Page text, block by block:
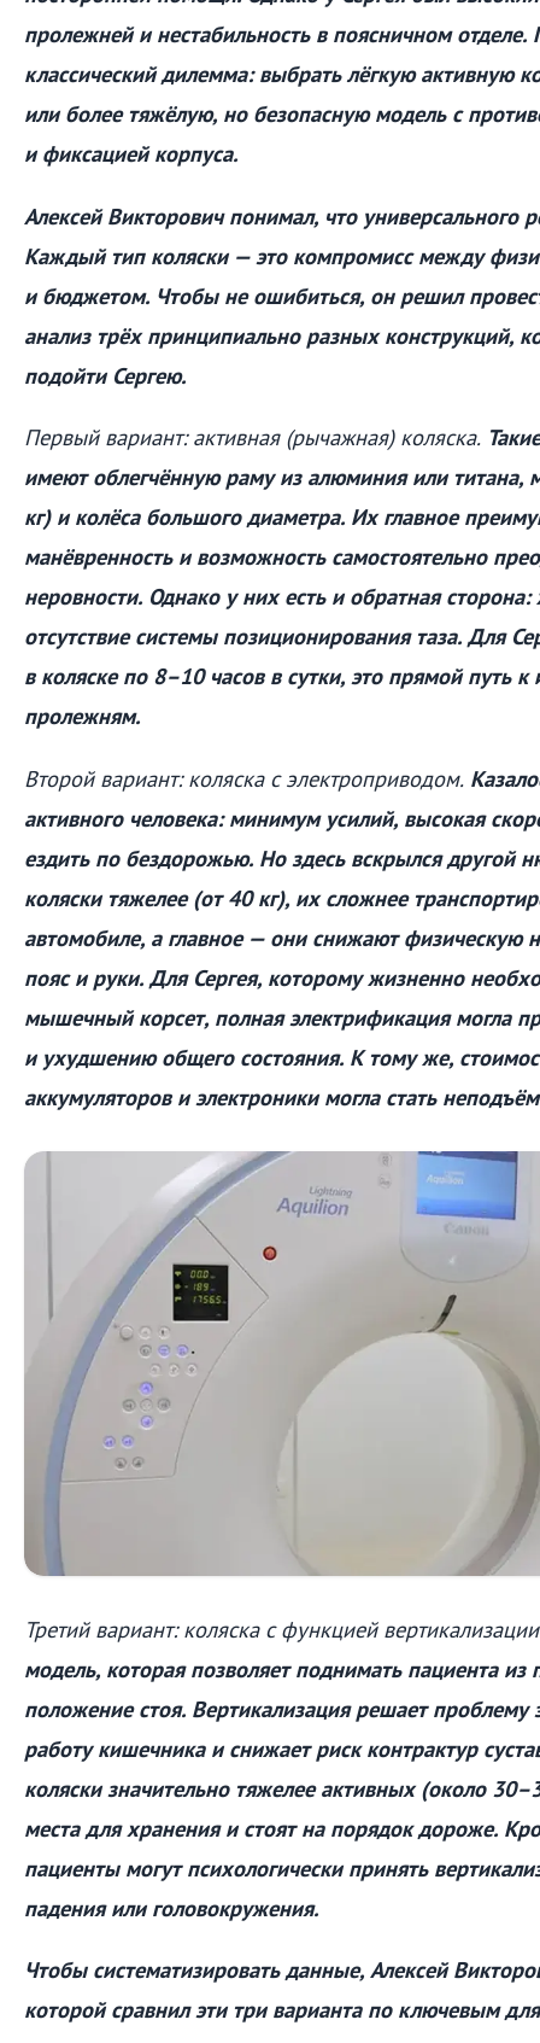
пролежней и нестабильность в поясничном отделе.
классический дилемма: выбрать лёгкую активную
или более тяжёлую, но безопасную модель с
и фиксацией корпуса.
Алексей Викторович понимал, что универсального
Каждый тип коляски — это компромисс между
и бюджетом. Чтобы не ошибиться, он решил
анализ трёх принципиально разных конструкций,
подойти Сергею.
Первый вариант: активная (рычажная) коляска.
имеют облегчённую раму из алюминия или титана,
кг) и колёса большого диаметра. Их главное
манёвренность и возможность самостоятельно
неровности. Однако у них есть и обратная
отсутствие системы позиционирования таза. Для
в коляске по 8–10 часов в сутки, это прямой путь
пролежням.
Второй вариант: коляска с электроприводом.
активного человека: минимум усилий, высокая
ездить по бездорожью. Но здесь вскрылся другой
коляски тяжелее (от 40 кг), их сложнее
автомобиле, а главное — они снижают физическую
пояс и руки. Для Сергея, которому жизненно
мышечный корсет, полная электрификация могла
и ухудшению общего состояния. К тому же,
аккумуляторов и электроники могла стать
Третий вариант: коляска с функцией
модель, которая позволяет поднимать пациента из
положение стоя. Вертикализация решает проблему
работу кишечника и снижает риск контрактур
коляски значительно тяжелее активных (около
места для хранения и стоят на порядок дороже.
пациенты могут психологически принять
падения или головокружения.
Чтобы систематизировать данные, Алексей
которой сравнил эти три варианта по ключевым